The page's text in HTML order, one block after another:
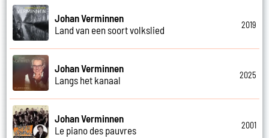
Johan Verminnen
Land van een soort volkslied
2019
Johan Verminnen
Langs het kanaal
2025
Johan Verminnen
Le piano des pauvres
2001